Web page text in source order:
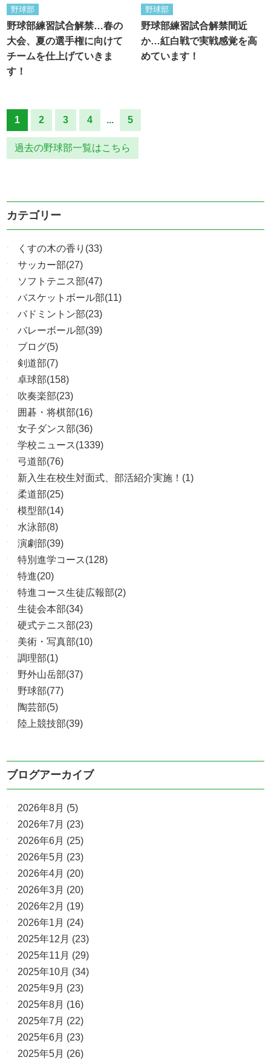
野球部
野球部練習試合解禁…春の
大会、夏の選手権に向けて
チームを仕上げていきま
す！
野球部
野球部練習試合解禁間近
か…紅白戦で実戦感覚を高
めています！
1 2 3 4 ... 5
過去の野球部一覧はこちら
カテゴリー
くすの木の香り(33)
サッカー部(27)
ソフトテニス部(47)
バスケットボール部(11)
バドミントン部(23)
バレーボール部(39)
ブログ(5)
剣道部(7)
卓球部(158)
吹奏楽部(23)
囲碁・将棋部(16)
女子ダンス部(36)
学校ニュース(1339)
弓道部(76)
新入生在校生対面式、部活紹介実施！(1)
柔道部(25)
模型部(14)
水泳部(8)
演劇部(39)
特別進学コース(128)
特進(20)
特進コース生徒広報部(2)
生徒会本部(34)
硬式テニス部(23)
美術・写真部(10)
調理部(1)
野外山岳部(37)
野球部(77)
陶芸部(5)
陸上競技部(39)
ブログアーカイブ
2026年8月 (5)
2026年7月 (23)
2026年6月 (25)
2026年5月 (23)
2026年4月 (20)
2026年3月 (20)
2026年2月 (19)
2026年1月 (24)
2025年12月 (23)
2025年11月 (29)
2025年10月 (34)
2025年9月 (23)
2025年8月 (16)
2025年7月 (22)
2025年6月 (23)
2025年5月 (26)